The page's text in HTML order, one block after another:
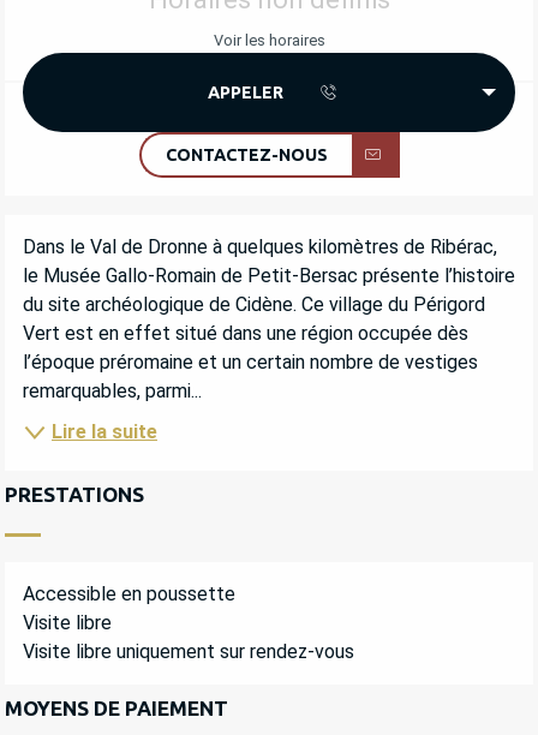
Voir les horaires
APPELER
CONTACTEZ-NOUS
DESCRIPTION
Dans le Val de Dronne à quelques kilomètres de Ribérac,
le Musée Gallo-Romain de Petit-Bersac présente l’histoire
du site archéologique de Cidène. Ce village du Périgord
Vert est en effet situé dans une région occupée dès
l’époque préromaine et un certain nombre de vestiges
remarquables, parmi...
Lire la suite
PRESTATIONS
Accessible en poussette
Visite libre
Visite libre uniquement sur rendez-vous
MOYENS DE PAIEMENT